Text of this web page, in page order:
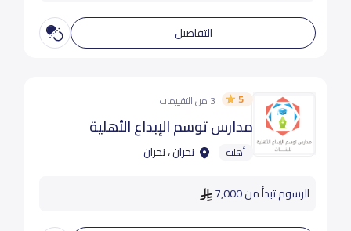
التفاصيل
5 3 من التقييمات
مدارس توسم الإبداع الأهلية
أهلية نجران ، نجران
الرسوم تبدأ من 7,000